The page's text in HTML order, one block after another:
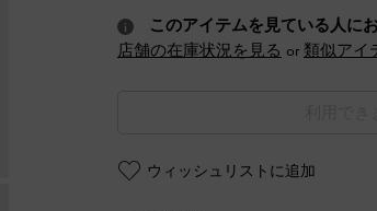
このアイテムを見ている人に
店舗の在庫状況を見る or 類似アイ
ウィッシュリストに追加